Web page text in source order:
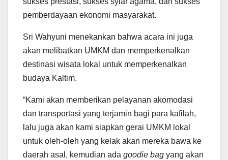
pemberdayaan ekonomi masyarakat.
Sri Wahyuni menekankan bahwa acara ini juga
akan melibatkan UMKM dan memperkenalkan
destinasi wisata lokal untuk memperkenalkan
budaya Kaltim.
“Kami akan memberikan pelayanan akomodasi
dan transportasi yang terjamin bagi para kafilah,
lalu juga akan kami siapkan gerai UMKM lokal
untuk oleh-oleh yang kelak akan mereka bawa ke
daerah asal, kemudian ada goodie bag yang akan